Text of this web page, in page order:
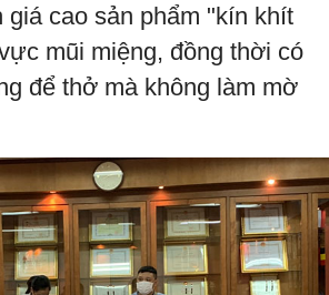
giá cao sản phẩm "kín khít
mũi miệng, đồng thời có
để thở mà không làm mờ